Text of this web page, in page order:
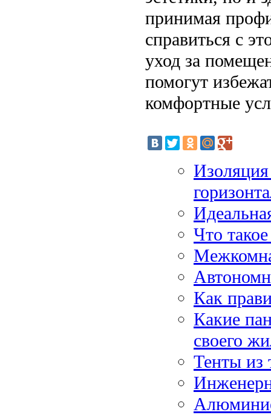
принимая
справиться с
уход за
помогут
комфортные
Что
Как
Какие
своего
Тенты из